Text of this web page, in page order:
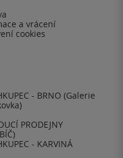
a vrácení
cookies
- BRNO (Galerie
PRODEJNY
- KARVINÁ